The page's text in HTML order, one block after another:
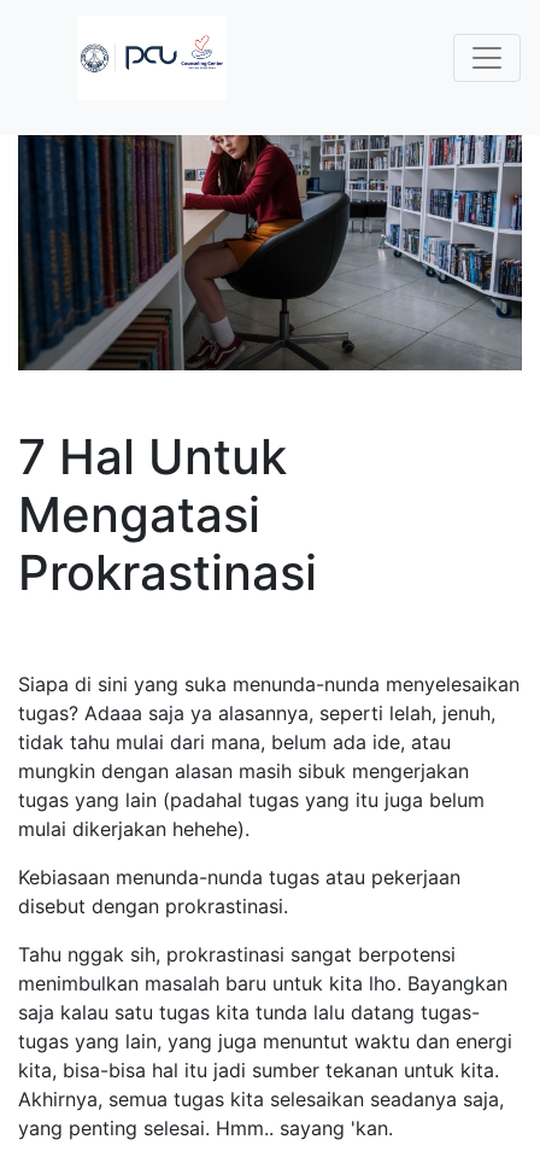
7 Hal Untuk
Mengatasi
Prokrastinasi
Siapa di sini yang suka menunda-nunda menyelesaikan
tugas? Adaaa saja ya alasannya, seperti lelah, jenuh,
tidak tahu mulai dari mana, belum ada ide, atau
mungkin dengan alasan masih sibuk mengerjakan
tugas yang lain (padahal tugas yang itu juga belum
mulai dikerjakan hehehe).
Kebiasaan menunda-nunda tugas atau pekerjaan
disebut dengan prokrastinasi.
Tahu nggak sih, prokrastinasi sangat berpotensi
menimbulkan masalah baru untuk kita lho. Bayangkan
saja kalau satu tugas kita tunda lalu datang tugas-
tugas yang lain, yang juga menuntut waktu dan energi
kita, bisa-bisa hal itu jadi sumber tekanan untuk kita.
Akhirnya, semua tugas kita selesaikan seadanya saja,
yang penting selesai. Hmm.. sayang 'kan.